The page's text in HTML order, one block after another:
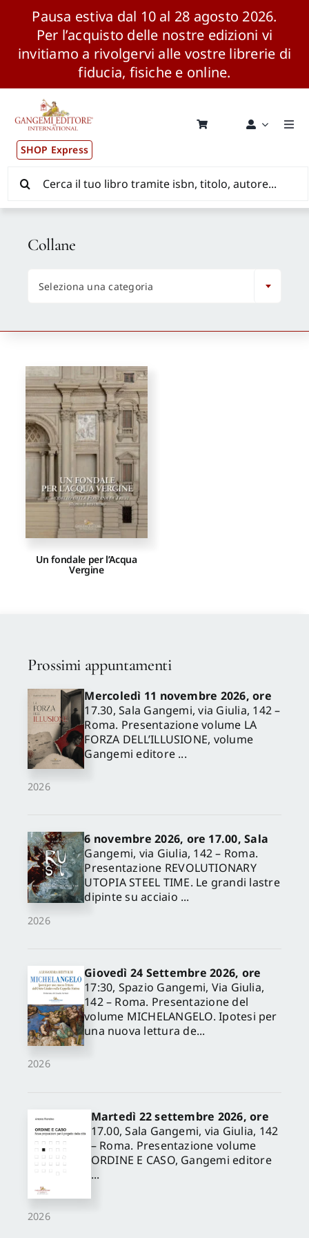
Pausa estiva dal 10 al 28 agosto 2026.
Per l’acquisto delle nostre edizioni vi
invitiamo a rivolgervi alle vostre librerie di
fiducia, fisiche e online.
contenuto
SHOP Express
Pubblicazioni
News ed Eventi
Distribuzione Wolrdwide
CONSIP / MEPA / ANVUR / CINECA
Autori
Proposte di pubblicazione
Gangemi Editore
Newsletter
per:
Un fondale per l’Acqua
Vergine
Collane
Seleziona una categoria
Prossimi appuntamenti
2026
Mercoledì 11 novembre 2026, ore
17.30, Sala Gangemi, via Giulia, 142 –
Roma. Presentazione volume LA
FORZA DELL’ILLUSIONE, volume
Gangemi editore ...
2026
6 novembre 2026, ore 17.00, Sala
Gangemi, via Giulia, 142 – Roma.
Presentazione REVOLUTIONARY
UTOPIA STEEL TIME. Le grandi lastre
dipinte su acciaio ...
2026
Giovedì 24 Settembre 2026, ore
17:30, Spazio Gangemi, Via Giulia,
142 – Roma. Presentazione del
volume MICHELANGELO. Ipotesi per
una nuova lettura de...
2026
Martedì 22 settembre 2026, ore
17.00, Sala Gangemi, via Giulia, 142
– Roma. Presentazione volume
ORDINE E CASO, Gangemi editore
...